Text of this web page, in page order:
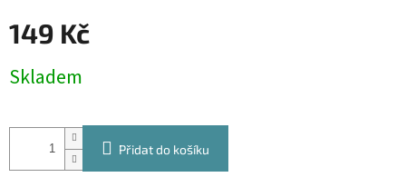
149 Kč
cena:
Skladem
Přidat do košíku